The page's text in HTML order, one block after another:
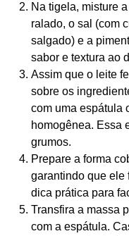
Na tigela, misture
ralado, o sal (com
salgado) e a
sabor e textura ao
Assim que o leite
sobre os
com uma espátula
homogênea. Essa
grumos.
Prepare a forma
garantindo que ele
dica prática para
Transfira a massa
com a espátula.